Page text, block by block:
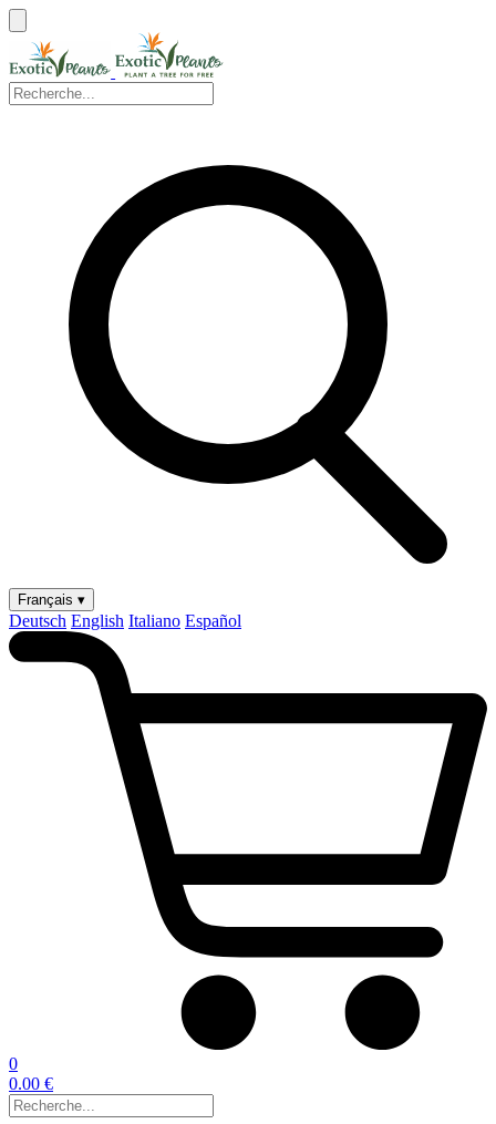
Français ▾
Deutsch English Italiano Español
0
0.00 €